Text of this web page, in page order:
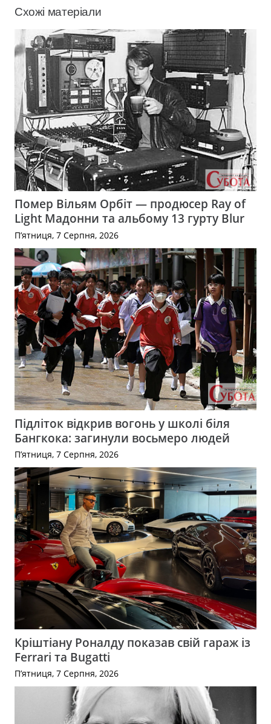
Схожі матеріали
Помер Вільям Орбіт — продюсер Ray of
Light Мадонни та альбому 13 гурту Blur
П’ятниця, 7 Серпня, 2026
Підліток відкрив вогонь у школі біля
Бангкока: загинули восьмеро людей
П’ятниця, 7 Серпня, 2026
Кріштіану Роналду показав свій гараж із
Ferrari та Bugatti
П’ятниця, 7 Серпня, 2026